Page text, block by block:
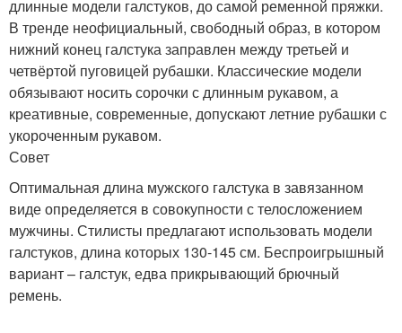
длинные модели галстуков, до самой ременной пряжки.
В тренде неофициальный, свободный образ, в котором
нижний конец галстука заправлен между третьей и
четвёртой пуговицей рубашки. Классические модели
обязывают носить сорочки с длинным рукавом, а
креативные, современные, допускают летние рубашки с
укороченным рукавом.
Совет
Оптимальная длина мужского галстука в завязанном
виде определяется в совокупности с телосложением
мужчины. Стилисты предлагают использовать модели
галстуков, длина которых 130-145 см. Беспроигрышный
вариант – галстук, едва прикрывающий брючный
ремень.